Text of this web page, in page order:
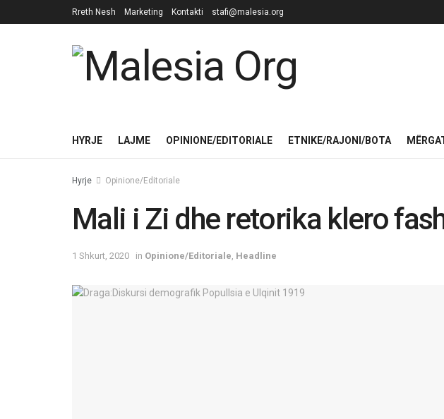
Rreth Nesh Marketing Kontakti stafi@malesia.org
HYRJE LAJME OPINIONE/EDITORIALE ETNIKE/RAJONI/BOTA
Hyrje Opinione/Editoriale
Mali i Zi dhe retorika klero
1 Shkurt, 2020 in Opinione/Editoriale Headline